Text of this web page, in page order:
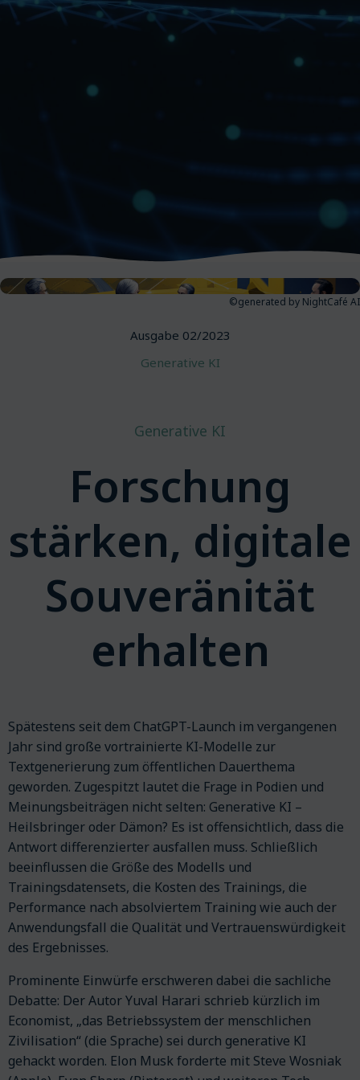
©generated by NightCafé AI
Ausgabe 02/2023
Generative KI
Generative KI
Forschung
stärken, digitale
Souveränität
erhalten
Spätestens seit dem ChatGPT-Launch im vergangenen
Jahr sind große vortrainierte KI-Modelle zur
Textgenerierung zum öffentlichen Dauerthema
geworden. Zugespitzt lautet die Frage in Podien und
Meinungsbeiträgen nicht selten: Generative KI –
Heilsbringer oder Dämon? Es ist offensichtlich, dass die
Antwort differenzierter ausfallen muss. Schließlich
beeinflussen die Größe des Modells und
Trainingsdatensets, die Kosten des Trainings, die
Performance nach absolviertem Training wie auch der
Anwendungsfall die Qualität und Vertrauenswürdigkeit
des Ergebnisses.
Prominente Einwürfe erschweren dabei die sachliche
Debatte: Der Autor Yuval Harari schrieb kürzlich im
Economist, „das Betriebssystem der menschlichen
Zivilisation“ (die Sprache) sei durch generative KI
gehackt worden. Elon Musk forderte mit Steve Wosniak